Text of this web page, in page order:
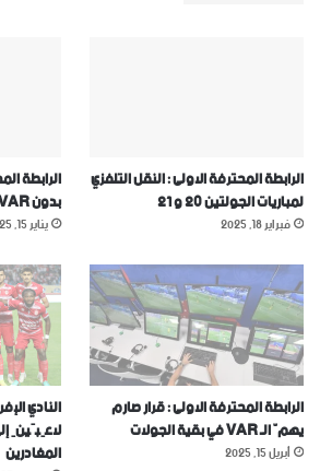
الرابطة المحترفة الاولى : النقل التلفزي
لمباريات الجولتين 20 و 21
فبراير 18, 2025
الرابطة
بدون VAR وسيرتع فيها الفأر
يناير 15, 2025
الرابطة المحترفة الاولى : قرار صارم
يهمّ الـ VAR في بقية الجولات
أبريل 15, 2025
النادي
لاعِبَينِ
المغادرين